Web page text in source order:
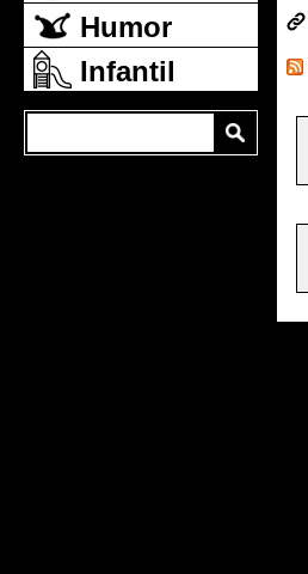
Humor
Infantil